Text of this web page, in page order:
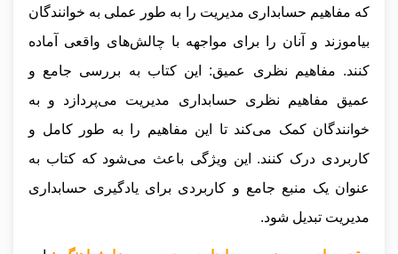
که مفاهیم حسابداری مدیریت را به طور عملی به خوانندگان
بیاموزند و آنان را برای مواجهه با چالش‌های واقعی آماده
کنند. مفاهیم نظری عمیق: این کتاب به بررسی جامع و
عمیق مفاهیم نظری حسابداری مدیریت می‌پردازد و به
خوانندگان کمک می‌کند تا این مفاهیم را به طور کامل و
کاربردی درک کنند. این ویژگی باعث می‌شود که کتاب به
عنوان یک منبع جامع و کاربردی برای یادگیری حسابداری
مدیریت تبدیل شود.